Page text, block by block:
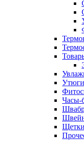
Утюги
Часы-
Щетки